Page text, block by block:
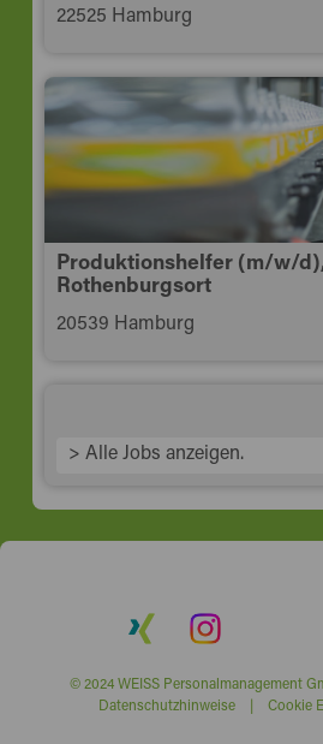
22525 Hamburg
Produktionshelfer (m/w/
Rothenburgsort
20539 Hamburg
> Alle Jobs anzeigen.
© 2024 WEISS Personalmanagement
Datenschutzhinweise| Cookie